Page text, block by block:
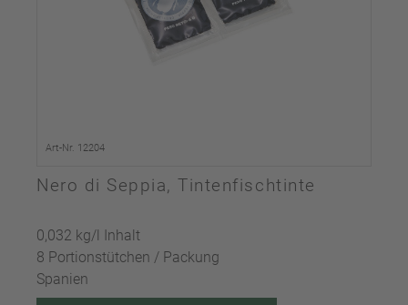
Art-Nr. 12204
Nero di Seppia, Tintenfischtinte
0,032 kg/l Inhalt
8 Portionstütchen / Packung
Spanien